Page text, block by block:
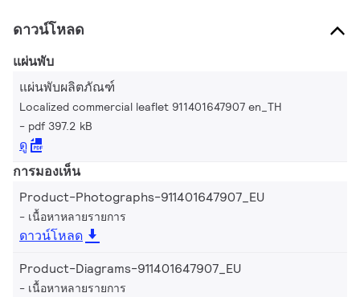
ดาวน์โหลด
แผ่นพับ
แผ่นพับผลิตภัณฑ์
Localized commercial leaflet 911401647907 en_TH
pdf 397.2 kB
ดู
การมองเห็น
Product-Photographs-911401647907_EU
เนื้อหาหลายรายการ
ดาวน์โหลด
Product-Diagrams-911401647907_EU
เนื้อหาหลายรายการ